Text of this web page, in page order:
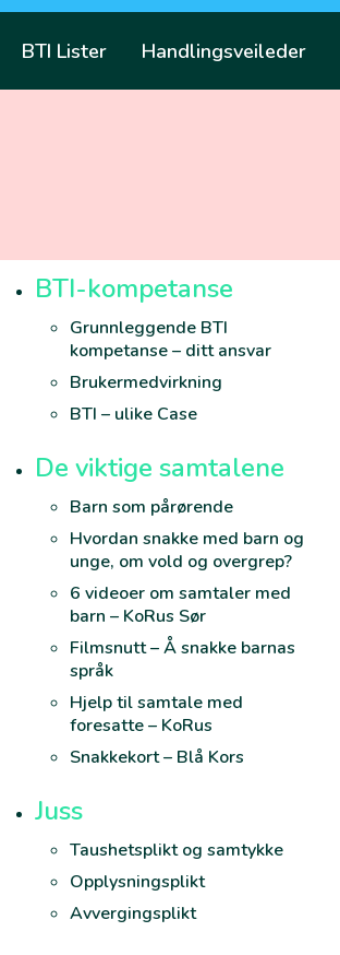
Skip
content
BTI Lister Handlingsveileder
BTI-kompetanse
Grunnleggende BTI
kompetanse – ditt ansvar
Brukermedvirkning
BTI – ulike Case
De viktige samtalene
Barn som pårørende
Hvordan snakke med barn og
unge, om vold og overgrep?
6 videoer om samtaler med
barn – KoRus Sør
Filmsnutt – Å snakke barnas
språk
Hjelp til samtale med
foresatte – KoRus
Snakkekort – Blå Kors
Juss
Taushetsplikt og samtykke
Opplysningsplikt
Avvergingsplikt